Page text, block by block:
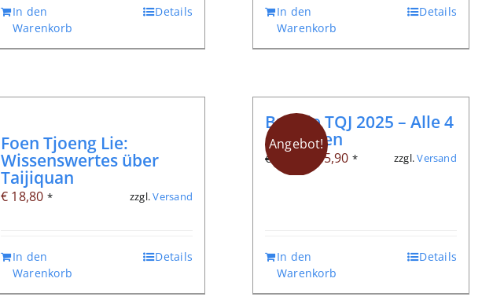
In den
Warenkorb
Details
In den
Warenkorb
Details
Foen Tjoeng Lie:
Wissenswertes über
Taijiquan
€ 18,80 * zzgl.Versand
In den
Warenkorb
Details
Angebot!
Bundle TQJ 2025 – Alle 4
Ausgaben
€
Ursprünglicher
Preis
45,90Aktueller
* zzgl.Versand
In den
Warenkorb
Details